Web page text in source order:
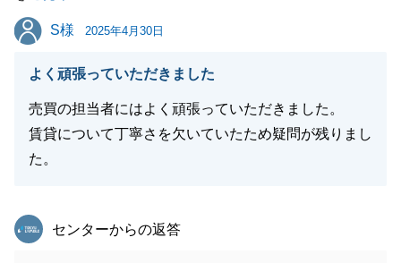
S様
S様 2025年4月30日
よく頑張っていただきました
売買の担当者にはよく頑張っていただきました。
賃貸について丁寧さを欠いていたため疑問が残りまし
た。
東急リバブル
センターからの返答